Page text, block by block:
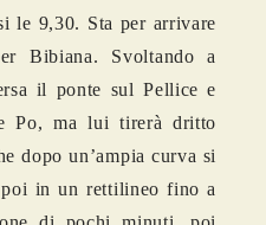
le 9,30. Sta per arrivare
Bibiana. Svoltando a
il ponte sul Pellice e
Po, ma lui tirerà dritto
dopo un’ampia curva si
poi in un rettilineo fino a